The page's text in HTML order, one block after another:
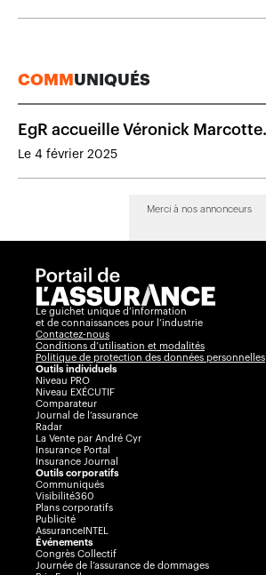
COMM UNIQUÉS
EgR accueille Véronick Marcotte
en tant que Directrice Principale du
Le 4 février 2025
Merci à nos annonceurs
Le guichet unique d’information
et de connaissances pour l’industrie
Contactez-nous
Conditions d’utilisation et modalités
Politique de protection des données personnelles
Outils individuels
Niveau PRO
Niveau EXÉCUTIF
Comparateur
Journal de l’assurance
Radar
La Vente par André Cyr
Insurance Portal
Insurance Journal
Outils corporatifs
Communiqués
Visibilité360
Plans corporatifs
Publicité
AssuranceINTEL
Événements
Congrès Collectif
Journée de l’assurance de dommages